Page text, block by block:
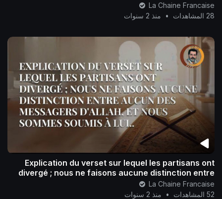
La Chaine Francaise
28 المشاهدات
• منذ 2 سنوات
Explication du verset sur lequel les partisans ont
divergé ; nous ne faisons aucune distinction entre
aucun des messagers d'Allah, et n
La Chaine Francaise
52 المشاهدات
• منذ 2 سنوات